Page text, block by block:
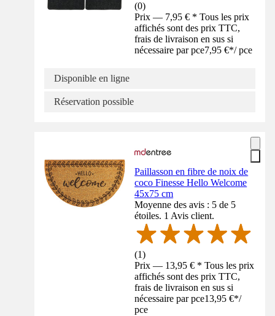
(0)
Prix — 7,95 € * Tous les prix
affichés sont des prix TTC,
frais de livraison en sus si
nécessaire par pce7,95 €*/ pce
Disponible en ligne
Réservation possible
Paillasson en fibre de noix de
coco Finesse Hello Welcome
45x75 cm
Moyenne des avis : 5 de 5
étoiles. 1 Avis client.
(1)
Prix — 13,95 € * Tous les prix
affichés sont des prix TTC,
frais de livraison en sus si
nécessaire par pce13,95 €*/
pce